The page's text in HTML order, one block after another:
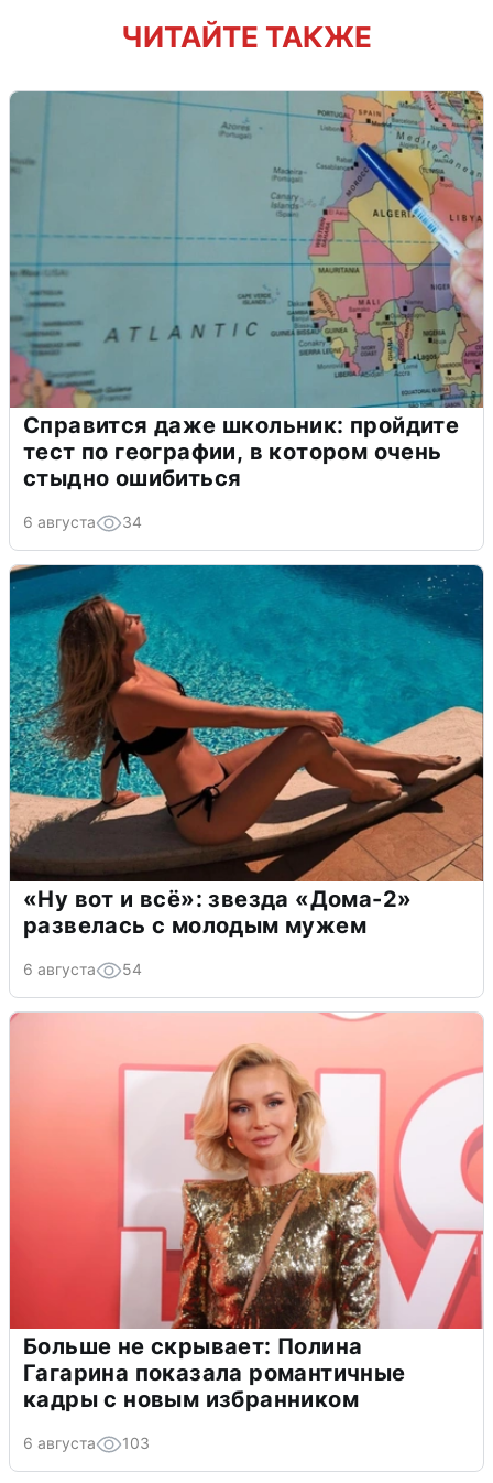
ЧИТАЙТЕ ТАКЖЕ
Справится даже школьник: пройдите
тест по географии, в котором очень
стыдно ошибиться
6 августа 34
«Ну вот и всё»: звезда «Дома-2»
развелась с молодым мужем
6 августа 54
Больше не скрывает: Полина
Гагарина показала романтичные
кадры с новым избранником
6 августа 103